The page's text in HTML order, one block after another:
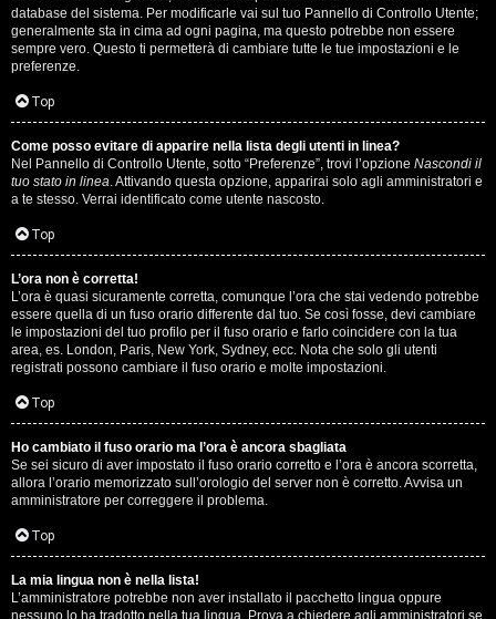
c
a
F
A
Q
database del sistema. Per modificarle vai sul tuo Pannello di Controllo Utente;
generalmente sta in cima ad ogni pagina, ma questo potrebbe non essere
sempre vero. Questo ti permetterà di cambiare tutte le tue impostazioni e le
preferenze.
Top
Come posso evitare di apparire nella lista degli utenti in linea?
Nel Pannello di Controllo Utente, sotto “Preferenze”, trovi l’opzione Nascondi il
tuo stato in linea. Attivando questa opzione, apparirai solo agli amministratori e
a te stesso. Verrai identificato come utente nascosto.
Top
L’ora non è corretta!
L’ora è quasi sicuramente corretta, comunque l’ora che stai vedendo potrebbe
essere quella di un fuso orario differente dal tuo. Se così fosse, devi cambiare
le impostazioni del tuo profilo per il fuso orario e farlo coincidere con la tua
area, es. London, Paris, New York, Sydney, ecc. Nota che solo gli utenti
registrati possono cambiare il fuso orario e molte impostazioni.
Top
Ho cambiato il fuso orario ma l’ora è ancora sbagliata
Se sei sicuro di aver impostato il fuso orario corretto e l’ora è ancora scorretta,
allora l’orario memorizzato sull’orologio del server non è corretto. Avvisa un
amministratore per correggere il problema.
Top
La mia lingua non è nella lista!
L’amministratore potrebbe non aver installato il pacchetto lingua oppure
nessuno lo ha tradotto nella tua lingua. Prova a chiedere agli amministratori se
n
i
l
i
/
D
i
g
i
t
a
l
S
t
o
r